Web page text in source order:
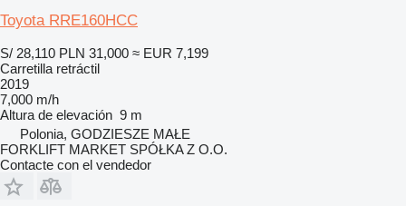
Toyota RRE160HCC
S/ 28,110 PLN 31,000 ≈ EUR 7,199
Carretilla retráctil
2019
7,000 m/h
Altura de elevación 9 m
Polonia, GODZIESZE MAŁE
FORKLIFT MARKET SPÓŁKA Z O.O.
Contacte con el vendedor